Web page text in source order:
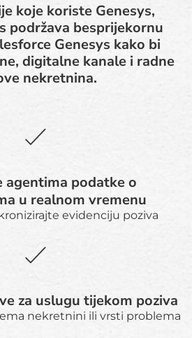
koje koriste Genesys,
podržava besprijekornu
Genesys kako bi
digitalne kanale i radne
nekretnina.
agentima podatke o
u realnom vremenu
evidenciju poziva
za uslugu tijekom poziva
nekretnini ili vrsti problema